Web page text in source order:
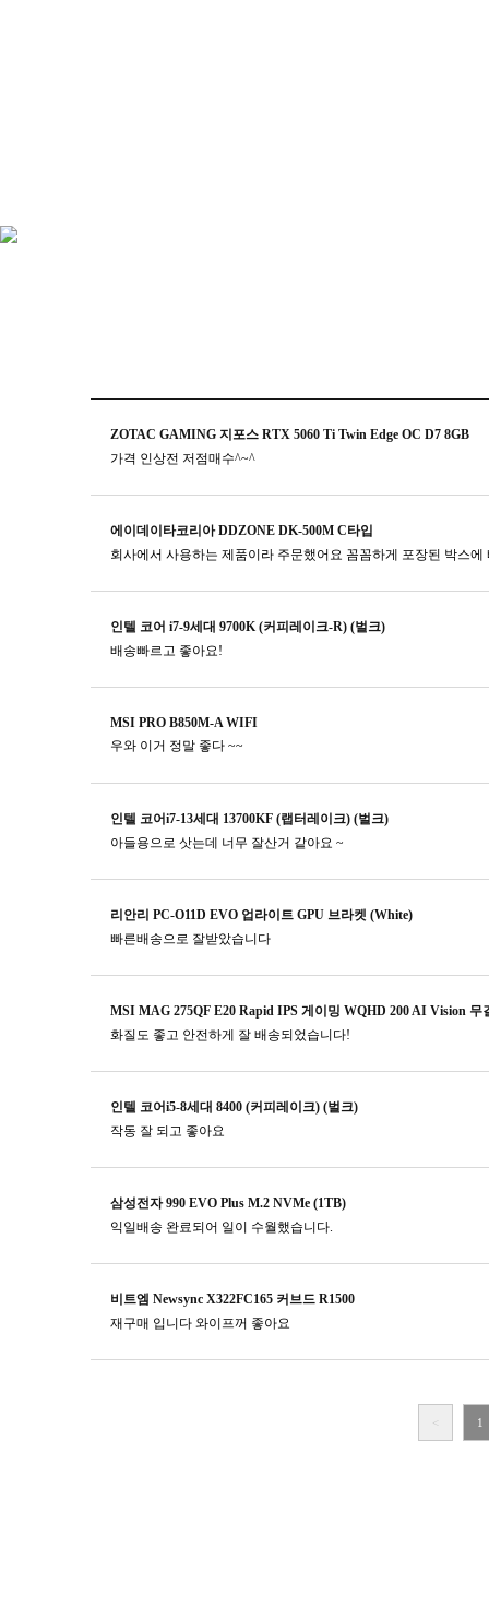
ZOTAC GAMING 지포스 RTX 5060 Ti Twin Edge OC D7 8GB
가격 인상전 저점매수^~^
에이데이타코리아 DDZONE DK-500M C타입
회사에서 사용하는 제품이라 주문했어요 꼼꼼하게 포장된 박스
인텔 코어 i7-9세대 9700K (커피레이크-R) (벌크)
배송빠르고 좋아요!
MSI PRO B850M-A WIFI
우와 이거 정말 좋다 ~~
인텔 코어i7-13세대 13700KF (랩터레이크) (벌크)
아들용으로 삿는데 너무 잘산거 같아요 ~
리안리 PC-O11D EVO 업라이트 GPU 브라켓 (White)
빠른배송으로 잘받았습니다
MSI MAG 275QF E20 Rapid IPS 게이밍 WQHD 200 AI Vision 무
화질도 좋고 안전하게 잘 배송되었습니다!
인텔 코어i5-8세대 8400 (커피레이크) (벌크)
작동 잘 되고 좋아요
삼성전자 990 EVO Plus M.2 NVMe (1TB)
익일배송 완료되어 일이 수월했습니다.
비트엠 Newsync X322FC165 커브드 R1500
재구매 입니다 와이프꺼 좋아요
< 1